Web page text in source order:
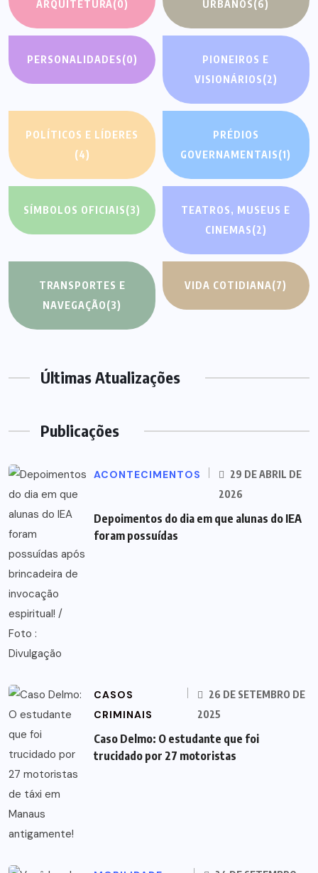
ARQUITETURA(0)
URBANOS(6)
PERSONALIDADES(0)
PIONEIROS E
VISIONÁRIOS(2)
POLÍTICOS E LÍDERES
(4)
PRÉDIOS
GOVERNAMENTAIS(1)
SÍMBOLOS OFICIAIS(3)
TEATROS, MUSEUS E
CINEMAS(2)
TRANSPORTES E
NAVEGAÇÃO(3)
VIDA COTIDIANA(7)
Últimas Atualizações
Publicações
ACONTECIMENTOS
29 DE ABRIL DE
2026
Depoimentos do dia em que alunas do IEA
foram possuídas
CASOS
CRIMINAIS
26 DE SETEMBRO DE
2025
Caso Delmo: O estudante que foi
trucidado por 27 motoristas